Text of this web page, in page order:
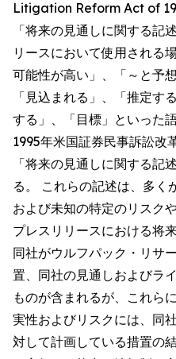
Litigation Reform Act of
「将来の見通しに関する記
リースにおいて使用される
可能性が高い」、「～と予
「見込まれる」、「推定す
する」、「目標」といった
1995年米国証券民事訴訟改
「将来の見通しに関する記
る。 これらの記述は、多く
および未知の特定のリスク
プレスリリースにおける将
同社がウルフパック・リサ
置、同社の見通しおよびラ
ものが含まれるが、これら
実性およびリスクには、同
対して計画している措置の